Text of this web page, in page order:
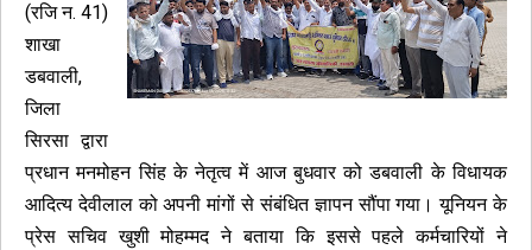
(रजि न. 41)
शाखा
डबवाली,
जिला
सिरसा द्वारा
प्रधान मनमोहन सिंह के नेतृत्व में आज बुधवार को डबवाली के विधायक
आदित्य देवीलाल को अपनी मांगों से संबंधित ज्ञापन सौंपा गया। यूनियन के
प्रेस सचिव खुशी मोहम्मद ने बताया कि इससे पहले कर्मचारियों ने